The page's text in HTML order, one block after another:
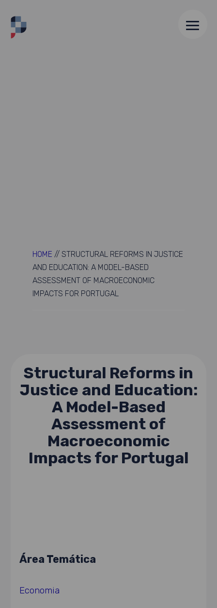
HOME //STRUCTURAL REFORMS IN JUSTICE
AND EDUCATION: A MODEL-BASED
ASSESSMENT OF MACROECONOMIC
IMPACTS FOR PORTUGAL
Structural Reforms in
Justice and Education:
A Model-Based
Assessment of
Macroeconomic
Impacts for Portugal
Área Temática
Economia